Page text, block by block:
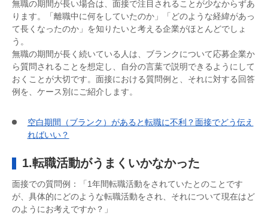
無職の期間が長い場合は、面接で注目されることが少なからずあ
ります。「離職中に何をしていたのか」「どのような経緯があっ
て長くなったのか」を知りたいと考える企業がほとんどでしょ
う。
無職の期間が長く続いている人は、ブランクについて応募企業か
ら質問されることを想定し、自分の言葉で説明できるようにして
おくことが大切です。面接における質問例と、それに対する回答
例を、ケース別にご紹介します。
空白期間（ブランク）があると転職に不利？面接でどう伝え
ればいい？
1.転職活動がうまくいかなかった
面接での質問例：「1年間転職活動をされていたとのことです
が、具体的にどのような転職活動をされ、それについて現在はど
のようにお考えですか？」